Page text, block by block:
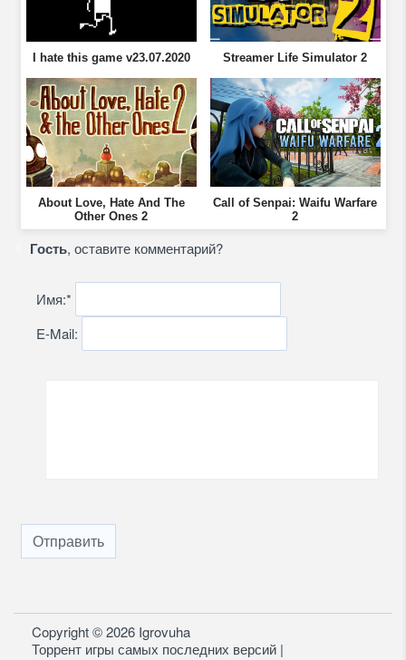
I hate this game v23.07.2020 Streamer Life Simulator 2
About Love, Hate And The
Other Ones 2
Call of Senpai: Waifu Warfare
2
Гость, оставите комментарий?
Имя:*
E-Mail:
Отправить
Copyright © 2026 Igrovuha
Торрент игры самых последних версий |